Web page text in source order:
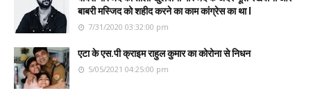
बाबरी मस्जिद को शहीद करने का काम कांग्रेस का था l
7/31/2020 03:32:00 pm
एटा के एस.पी क्राइम राहुल कुमार का कोरोना से निधन
5/05/2021 04:25:00 pm